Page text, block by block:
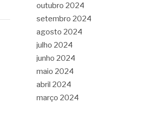
outubro 2024
setembro 2024
agosto 2024
julho 2024
junho 2024
maio 2024
abril 2024
março 2024